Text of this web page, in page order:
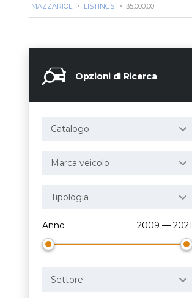
MAZZARIOL > LISTINGS > 35.000,00
Opzioni di Ricerca
Catalogo
Marca veicolo
Tipologia
Anno 2009 — 2021
Settore